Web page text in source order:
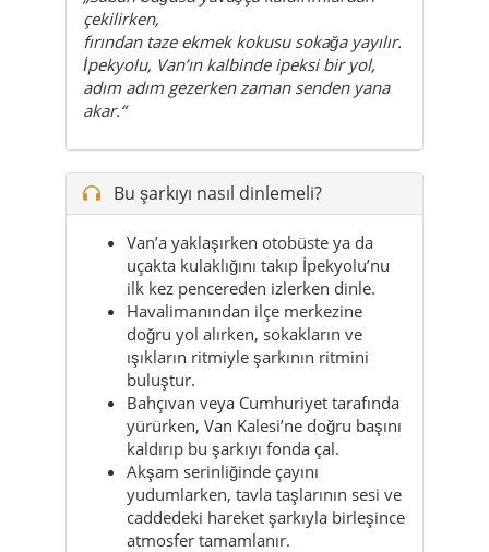
çekilirken,
fırından taze ekmek kokusu sokağa yayılır.
İpekyolu, Van’ın kalbinde ipeksi bir yol,
adım adım gezerken zaman senden yana
akar.“
Bu şarkıyı nasıl dinlemeli?
Van’a yaklaşırken otobüste ya da
uçakta kulaklığını takıp İpekyolu’nu
ilk kez pencereden izlerken dinle.
Havalimanından ilçe merkezine
doğru yol alırken, sokakların ve
ışıkların ritmiyle şarkının ritmini
buluştur.
Bahçıvan veya Cumhuriyet tarafında
yürürken, Van Kalesi’ne doğru başını
kaldırıp bu şarkıyı fonda çal.
Akşam serinliğinde çayını
yudumlarken, tavla taşlarının sesi ve
caddedeki hareket şarkıyla birleşince
atmosfer tamamlanır.